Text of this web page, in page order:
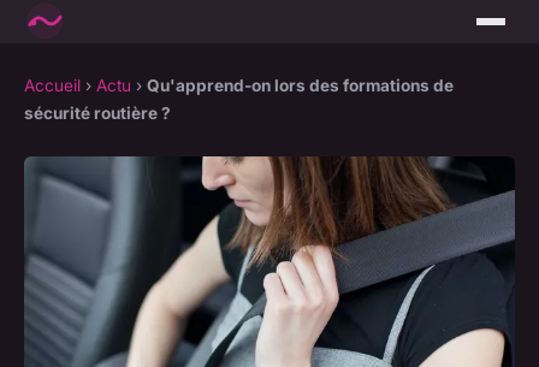
Accueil › Actu › Qu'apprend-on lors des formations de
sécurité routière ?